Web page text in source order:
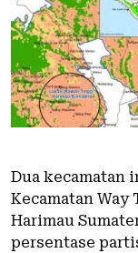
Dua kecamatan
Kecamatan
Harimau
persentase